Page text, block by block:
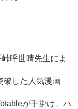
呼世晴先生によ
破した人気漫画
が手掛け、ハ